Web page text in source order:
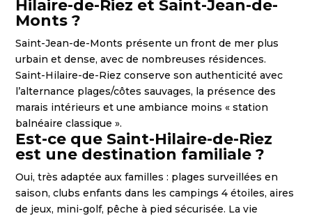
Hilaire-de-Riez et Saint-Jean-de-
Monts ?
Saint-Jean-de-Monts présente un front de mer plus
urbain et dense, avec de nombreuses résidences.
Saint-Hilaire-de-Riez conserve son authenticité avec
l’alternance plages/côtes sauvages, la présence des
marais intérieurs et une ambiance moins « station
balnéaire classique ».
Est-ce que Saint-Hilaire-de-Riez
est une destination familiale ?
Oui, très adaptée aux familles : plages surveillées en
saison, clubs enfants dans les campings 4 étoiles, aires
de jeux, mini-golf, pêche à pied sécurisée. La vie